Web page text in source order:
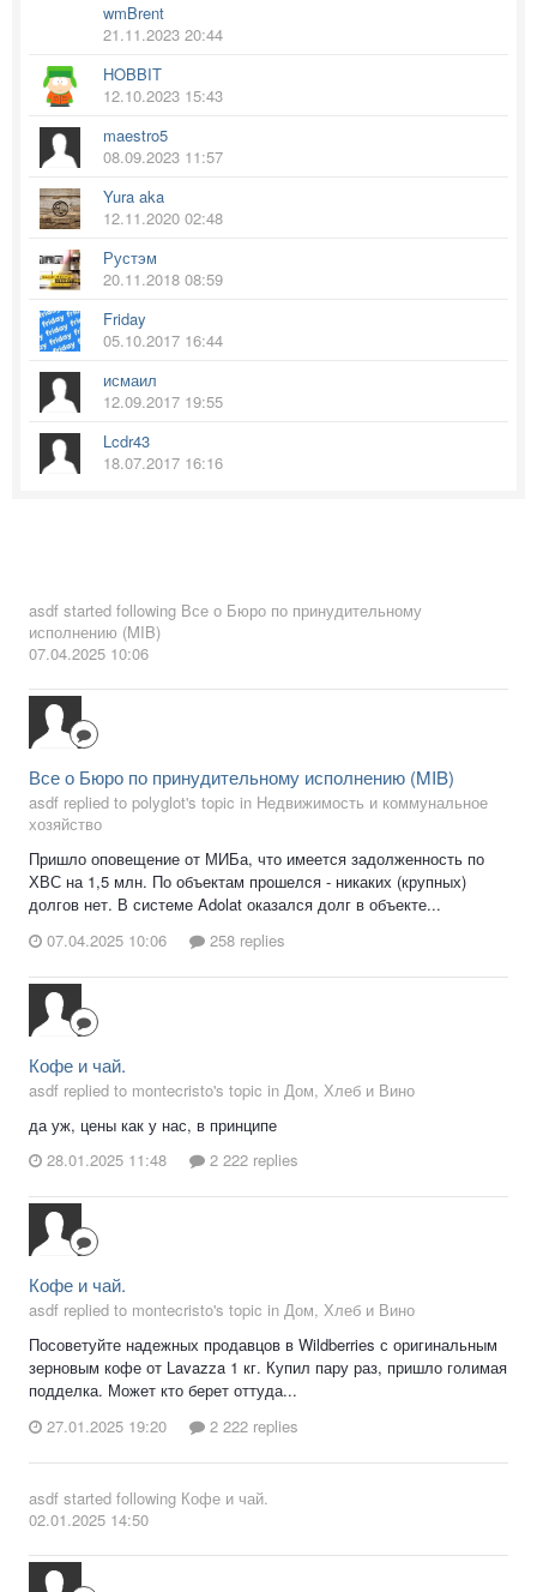
wmBrent
21.11.2023 20:44
HOBBIT
12.10.2023 15:43
maestro5
08.09.2023 11:57
Yura aka
12.11.2020 02:48
Рустэм
20.11.2018 08:59
Friday
05.10.2017 16:44
исмаил
12.09.2017 19:55
Lcdr43
18.07.2017 16:16
asdf started following Все о Бюро по принудительному
исполнению (MIB)
07.04.2025 10:06
Все о Бюро по принудительному исполнению (MIB)
asdf replied to polyglot's topic in Недвижимость и коммунальное
хозяйство
Пришло оповещение от МИБа, что имеется задолженность по
ХВС на 1,5 млн. По объектам прошелся - никаких (крупных)
долгов нет. В системе Adolat оказался долг в объекте...
07.04.2025 10:06
258 replies
Кофе и чай.
asdf replied to montecristo's topic in Дом, Хлеб и Вино
да уж, цены как у нас, в принципе
28.01.2025 11:48
2 222 replies
Кофе и чай.
asdf replied to montecristo's topic in Дом, Хлеб и Вино
Посоветуйте надежных продавцов в Wildberries с оригинальным
зерновым кофе от Lavazza 1 кг. Купил пару раз, пришло голимая
подделка. Может кто берет оттуда...
27.01.2025 19:20
2 222 replies
asdf started following Кофе и чай.
02.01.2025 14:50